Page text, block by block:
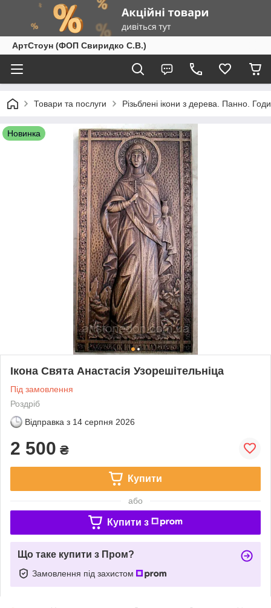
АртСтоун (ФОП Свиридко С.В.)
Товари та послуги Різьблені ікони з дерева. Панно.
Новинка
Ікона Свята Анастасія Узорешітельніца
Під замовлення
Роздріб
Відправка з 14 серпня 2026
2 500 ₴
Купити
або
Купити з
Що таке купити з Пром?
Замовлення під захистом